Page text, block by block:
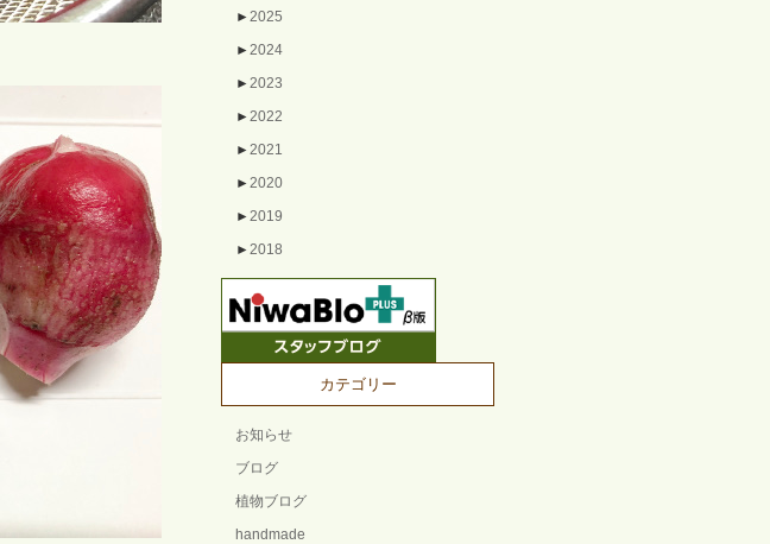
►2025
►2024
►2023
►2022
►2021
►2020
►2019
►2018
カテゴリー
お知らせ
ブログ
植物ブログ
handmade